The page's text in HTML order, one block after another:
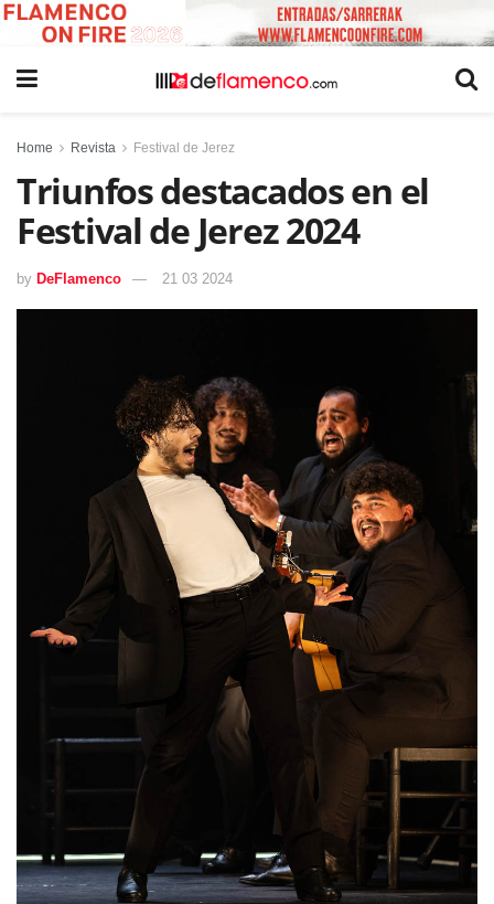
Home Revista Festival de Jerez
Triunfos destacados en el
Festival de Jerez 2024
by DeFlamenco 21 03 2024